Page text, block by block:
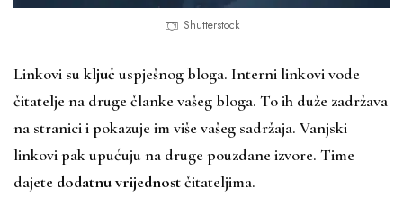
Shutterstock
Linkovi su ključ uspješnog bloga. Interni linkovi vode
čitatelje na druge članke vašeg bloga. To ih duže zadržava
na stranici i pokazuje im više vašeg sadržaja. Vanjski
linkovi pak upućuju na druge pouzdane izvore. Time
dajete dodatnu vrijednostčitateljima.